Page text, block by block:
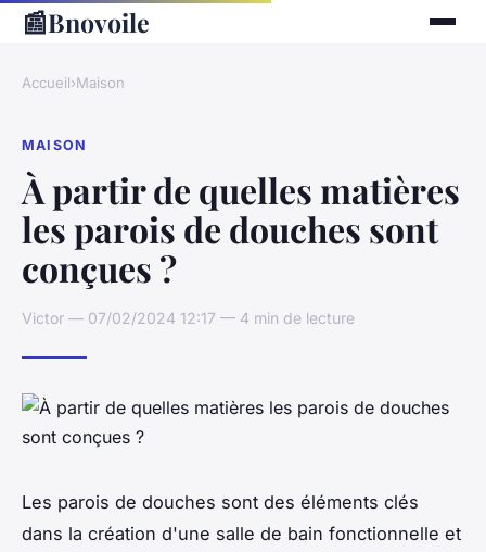
📰Bnovoile
Accueil›Maison
MAISON
À partir de quelles matières
les parois de douches sont
conçues ?
Victor — 07/02/2024 12:17 — 4 min de lecture
Les parois de douches sont des éléments clés
dans la création d'une salle de bain fonctionnelle et